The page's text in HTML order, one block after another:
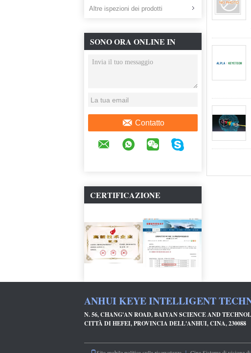
Altre ispezioni dei prodotti
SONO ORA ONLINE IN
CHAT
Contatto
CERTIFICAZIONE
ANHUI KEYE INTELLIGENT
N. 56, CHANG'AN ROAD, BAIYAN SCIENCE AND
CITTÀ DI HEFEI, PROVINCIA DELL'ANHUI, CINA, 230088